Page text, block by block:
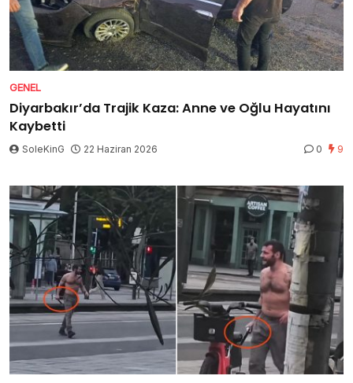
GENEL
Diyarbakır’da Trajik Kaza: Anne ve Oğlu Hayatını
Kaybetti
SoleKinG 22 Haziran 2026 0 9